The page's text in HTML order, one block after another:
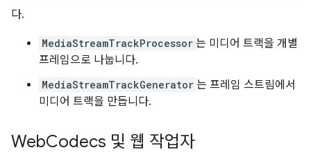
다.
MediaStreamTrackProcessor 는 미디어 트랙을 개별
프레임으로 나눕니다.
MediaStreamTrackGenerator 는 프레임 스트림에서
미디어 트랙을 만듭니다.
WebCodecs 및 웹 작업자